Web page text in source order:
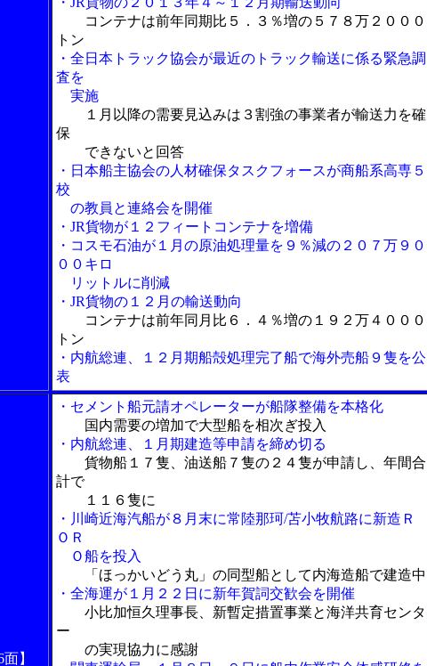
コンテナは前年同期比５．３％増の５７８万２０００
トン
・全日本トラック協会が最近のトラック輸送に係る緊急調
査を
実施
１月以降の需要見込みは３割強の事業者が輸送力を確
保
できないと回答
・日本船主協会の人材確保タスクフォースが商船系高専５
校
の教員と連絡会を開催
・JR貨物が１２フィートコンテナを増備
・コスモ石油が１月の原油処理量を９％減の２０７万９０
００キロ
リットルに削減
・JR貨物の１２月の輸送動向
コンテナは前年同月比６．４％増の１９２万４０００
トン
・内航総連、１２月期船殻処理完了船で海外売船９隻を公
表
】
・セメント船元請オペレーターが船隊整備を本格化
国内需要の増加で大型船を相次ぎ投入
・内航総連、１月期建造等申請を締め切る
貨物船１７隻、油送船７隻の２４隻が申請し、年間合
計で
１１６隻に
・川崎近海汽船が８月末に常陸那珂/苫小牧航路に新造Ｒ
ＯＲ
Ｏ船を投入
「ほっかいどう丸」の同型船として内海造船で建造中
・全海運が１月２２日に新年賀詞交歓会を開催
小比加恒久理事長、新暫定措置事業と海洋共育センタ
ー
の実現協力に感謝